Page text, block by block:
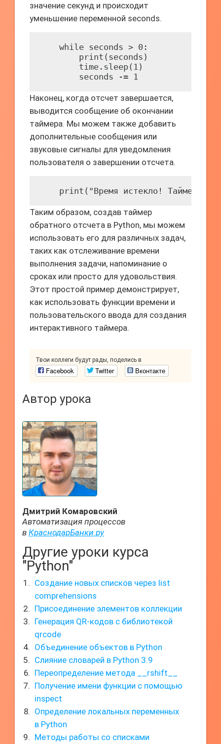
значение секунд и происходит
уменьшение переменной seconds.
    while seconds > 0:
        print(seconds)
        time.sleep(1)
        seconds -= 1
Наконец, когда отсчет завершается,
выводится сообщение об окончании
таймера. Мы можем также добавить
дополнительные сообщения или
звуковые сигналы для уведомления
пользователя о завершении отсчета.
print("Время истекло! Таймер
Таким образом, создав таймер
обратного отсчета в Python, мы можем
использовать его для различных задач,
таких как отслеживание времени
выполнения задачи, напоминание о
сроках или просто для удовольствия.
Этот простой пример демонстрирует,
как использовать функции времени и
пользовательского ввода для создания
интерактивного таймера.
Твои коллеги будут рады, поделись в
Facebook Twitter Вконтакте
Автор урока
Дмитрий Комаровский
Автоматизация процессов
в КраснодарБанки.ру
Другие уроки курса
"Python"
Создание новых списков через list
comprehensions
Присоединение элементов коллекции
Генерация QR-кодов с библиотекой
qrcode
Объединение объектов в Python
Слияние словарей в Python 3.9
Переопределение метода __rshift__
Получение имени функции с помощью
inspect
Определение локальных переменных
в Python
Методы работы со списками